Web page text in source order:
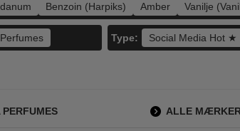
Benzoin (Harpiks) Amber Vanilje
Type: Social Media Hot ★
ALLE